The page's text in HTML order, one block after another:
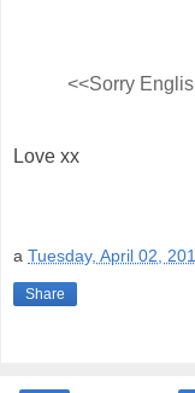
<<Sorry
Love xx
a Tuesday, April 02,
Share